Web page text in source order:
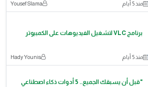
منذ 5 أيام Yousef Slama
برنامج VLC لتشغيل الفيديوهات على الكمبيوتر
منذ 5 أيام Hady Younis
​"قبل أن يسبقك الجميع.. 5 أدوات ذكاء اصطناعي